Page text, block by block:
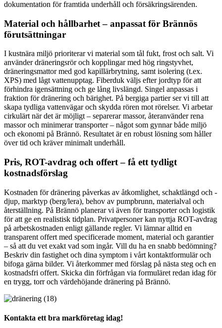
dokumentation för framtida underhåll och försäkringsärenden.
Material och hållbarhet – anpassat för Brännös
förutsättningar
I kustnära miljö prioriterar vi material som tål fukt, frost och salt. Vi
använder dräneringsrör och kopplingar med hög ringstyvhet,
dräneringsmattor med god kapillärbrytning, samt isolering (t.ex.
XPS) med lågt vattenupptag. Fiberduk väljs efter jordtyp för att
förhindra igensättning och ge lång livslängd. Singel anpassas i
fraktion för dränering och bärighet. På bergiga partier ser vi till att
skapa tydliga vattenvägar och skydda rören mot rörelser. Vi arbetar
cirkulärt när det är möjligt – separerar massor, återanvänder rena
massor och minimerar transporter – något som gynnar både miljö
och ekonomi på Brännö. Resultatet är en robust lösning som håller
över tid och kräver minimalt underhåll.
Pris, ROT-avdrag och offert – få ett tydligt
kostnadsförslag
Kostnaden för dränering påverkas av åtkomlighet, schaktlängd och -
djup, marktyp (berg/lera), behov av pumpbrunn, materialval och
återställning. På Brännö planerar vi även för transporter och logistik
för att ge en realistisk tidplan. Privatpersoner kan nyttja ROT-avdrag
på arbetskostnaden enligt gällande regler. Vi lämnar alltid en
transparent offert med specificerade moment, material och garantier
– så att du vet exakt vad som ingår. Vill du ha en snabb bedömning?
Beskriv din fastighet och dina symptom i vårt kontaktformulär och
bifoga gärna bilder. Vi återkommer med förslag på nästa steg och en
kostnadsfri offert. Skicka din förfrågan via formuläret redan idag för
en trygg, torr och värdehöjande dränering på Brännö.
Kontakta ett bra markföretag idag!